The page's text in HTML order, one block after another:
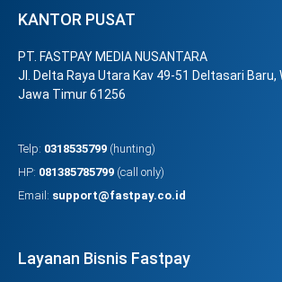
KANTOR PUSAT
PT. FASTPAY MEDIA NUSANTARA
Jl. Delta Raya Utara Kav 49-51 Deltasari Baru,
Jawa Timur 61256
Telp: 0318535799 (hunting)
HP: 081385785799 (call only)
Email: support@fastpay.co.id
Layanan Bisnis Fastpay